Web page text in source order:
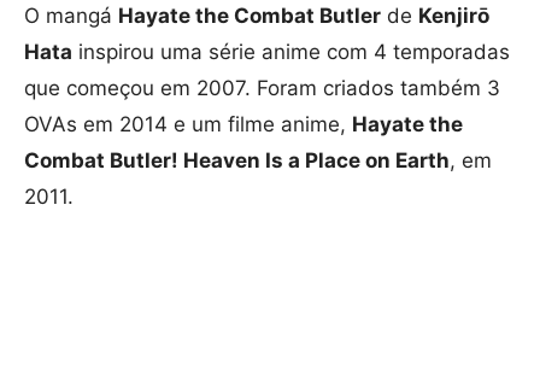
O mangá Hayate the Combat Butler de Kenjirō
Hata inspirou uma série anime com 4 temporadas
que começou em 2007. Foram criados também 3
OVAs em 2014 e um filme anime, Hayate the
Combat Butler! Heaven Is a Place on Earth, em
2011.